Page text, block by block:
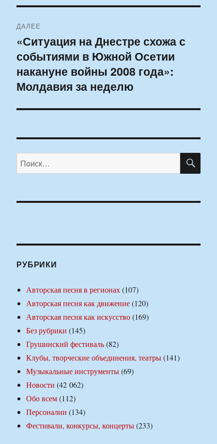
ДАЛЕЕ
Следующая
запись:
«Ситуация на Днестре схожа с
событиями в Южной Осетии
накануне войны 2008 года»:
Молдавия за неделю
Искать:
РУБРИКИ
Авторская песня в регионах(107)
Авторская песня как движение(120)
Авторская песня как искусство(169)
Без рубрики (145)
Грушинский фестиваль(82)
Клубы, творческие объединения, театры(141)
Музыкальные инструменты(69)
Новости (42 062)
Обо всем(112)
Персоналии (134)
Фестивали, конкурсы, концерты(233)